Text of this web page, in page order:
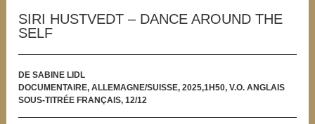
SIRI HUSTVEDT – DANCE AROUND THE
SELF
DE SABINE LIDL
DOCUMENTAIRE, ALLEMAGNE/SUISSE, 2025,1H50, V.O. ANGLAIS
SOUS-TITRÉE FRANÇAIS, 12/12